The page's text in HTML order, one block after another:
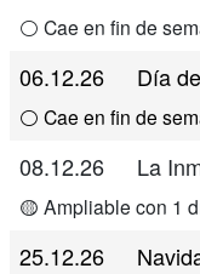
⚪ Cae en fin de
06.12.26 Día
⚪ Cae en fin de
08.12.26 La
🟡 Ampliable con 1
25.12.26